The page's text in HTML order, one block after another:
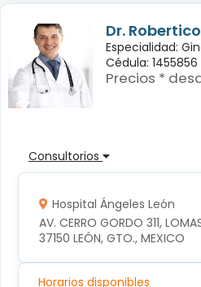
Dr.
Especialidad:
Cédula: 1455856
Precios *
Consultorios
Hospital Ángeles León
AV. CERRO GORDO 311,
37150 LEÓN, GTO., MEXICO
Horarios disponibles